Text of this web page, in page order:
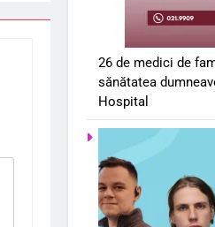
26 de medici de
sănătatea
Hospital